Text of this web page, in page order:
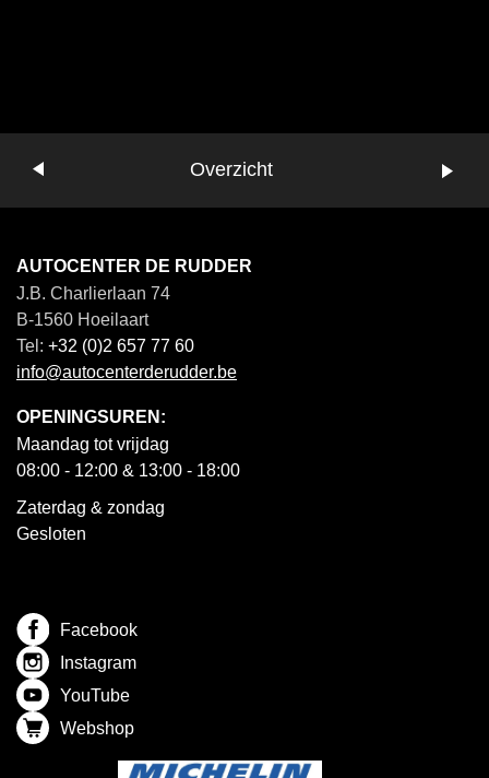
Overzicht
AUTOCENTER DE RUDDER
J.B. Charlierlaan 74
B-1560 Hoeilaart
Tel: +32 (0)2 657 77 60
info@autocenterderudder.be
OPENINGSUREN:
Maandag tot vrijdag
08:00 - 12:00 & 13:00 - 18:00
Zaterdag & zondag
Gesloten
Facebook
Instagram
YouTube
Webshop